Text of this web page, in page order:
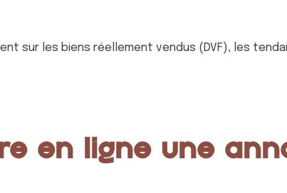
sur les biens réellement vendus (DVF), les
en ligne une